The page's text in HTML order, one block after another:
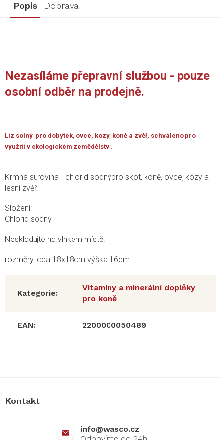
Popis Doprava
Nezasíláme přepravní službou - pouze
osobní odběr na prodejně.
Liz solný pro dobytek, ovce, kozy, koně a zvěř, schváleno pro
využití v ekologickém zemědělství.
Krmná surovina - chlorid sodnýpro skot, koně, ovce, kozy a
lesní zvěř.
Složení:
Chlorid sodný
Neskladujte na vlhkém místě.
rozměry: cca 18x18cm výška 16cm
Kategorie:
Vitamíny a minerální doplňky
pro koně
EAN: 2200000050489
Kontakt
info@wasco.cz